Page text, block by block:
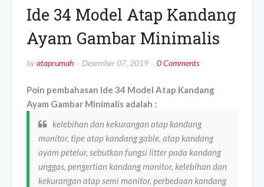
Ide 34 Model Atap Kandang
Ayam Gambar Minimalis
byataprumah Desember 07, 2019 0 Comments
Poin pembahasan Ide 34 Model Atap Kandang
Ayam Gambar Minimalis adalah :
kelebihan dan kekurangan atap kandang
monitor, tipe atap kandang gable, atap kandang
ayam petelur, sebutkan fungsi litter pada kandang
unggas, pengertian kandang monitor, kelebihan dan
kekurangan atap semi monitor, perbedaan kandang